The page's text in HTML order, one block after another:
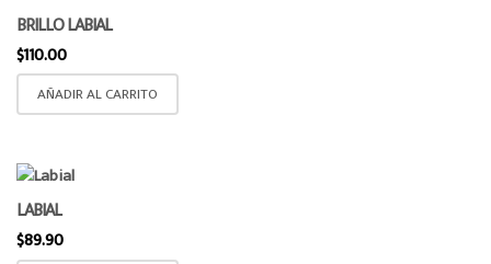
BRILLO LABIAL
$110.00
AÑADIR AL CARRITO
LABIAL
$89.90